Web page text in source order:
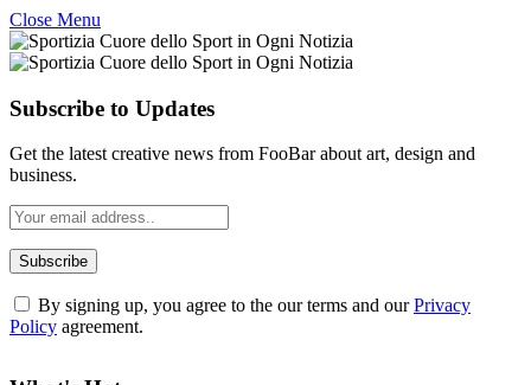
Close Menu
Subscribe to Updates
Get the latest creative news from FooBar about art, design and
business.
By signing up, you agree to the our terms and ourPrivacy
Policy agreement.